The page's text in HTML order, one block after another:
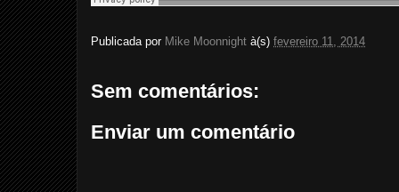
Publicada por Mike Moonnight à(s) fevereiro 11, 2014
Sem comentários:
Enviar um comentário